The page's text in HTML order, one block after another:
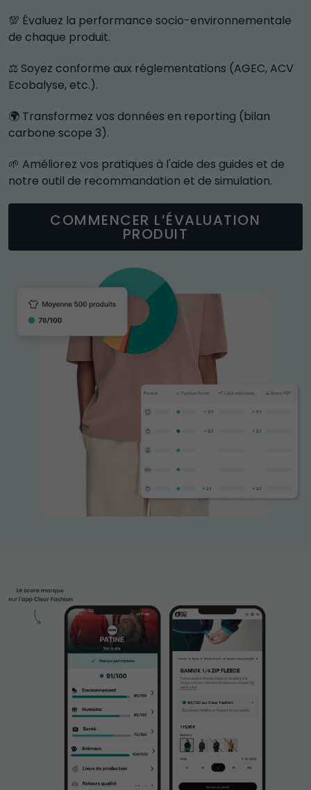
💯 Évaluez la performance socio-environnementale
de chaque produit.
⚖️ Soyez conforme aux réglementations (AGEC, ACV
Ecobalyse, etc.).
🌍 Transformez vos données en reporting (bilan
carbone scope 3).
🌱 Améliorez vos pratiques à l'aide des guides et de
notre outil de recommandation et de simulation.
COMMENCER L’ÉVALUATION
PRODUIT